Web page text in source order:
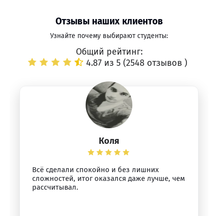
Отзывы наших клиентов
Узнайте почему выбирают студенты:
Общий рейтинг:
4.87 из 5 (2548 отзывов )
Коля
Всё сделали спокойно и без лишних
сложностей, итог оказался даже лучше, чем
рассчитывал.